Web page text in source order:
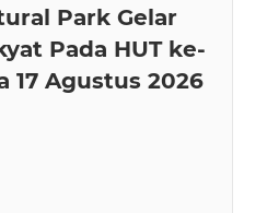
Park Gelar
Pada HUT ke-
17 Agustus 2026